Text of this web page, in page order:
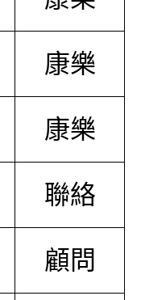
康樂
康樂
聯絡
顧問